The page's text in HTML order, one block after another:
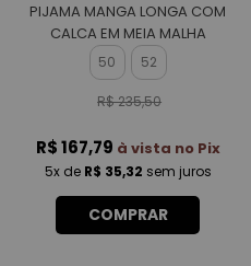
PIJAMA MANGA LONGA COM
CALCA EM MEIA MALHA
MASCULINO
50 52
R$ 235,50
R$ 167,79 à vista no Pix
5xde R$ 35,32 sem juros
COMPRAR